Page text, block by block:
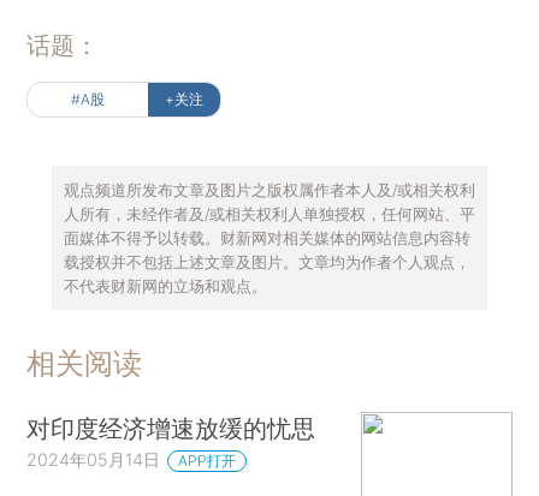
话题：
#A股 +关注
观点频道所发布文章及图片之版权属作者本人及/或相关权利
人所有，未经作者及/或相关权利人单独授权，任何网站、平
面媒体不得予以转载。财新网对相关媒体的网站信息内容转
载授权并不包括上述文章及图片。文章均为作者个人观点，
不代表财新网的立场和观点。
相关阅读
对印度经济增速放缓的忧思
2024年05月14日 APP打开